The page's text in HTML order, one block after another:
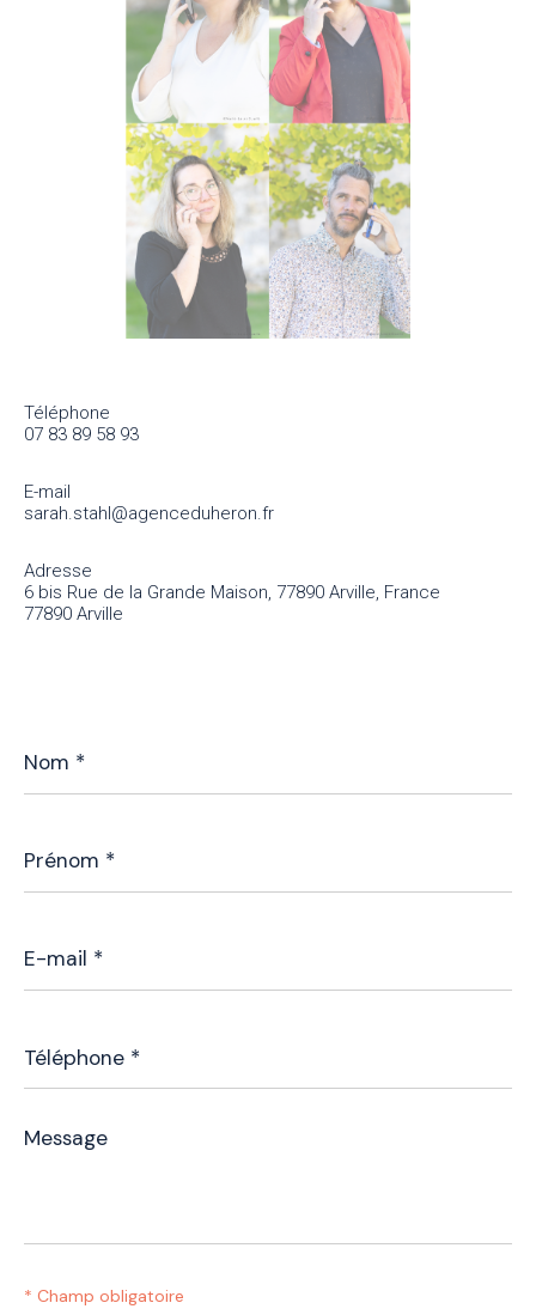
Téléphone
07 83 89 58 93
E-mail
sarah.stahl@agenceduheron.fr
Adresse
6 bis Rue de la Grande Maison, 77890 Arville, France
77890 Arville
*
*
mail
*
*
Message
*
* Champ obligatoire